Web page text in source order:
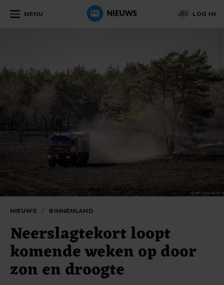
MENU LOG IN
NIEUWS / BINNENLAND
Neerslagtekort loopt
komende weken op door
zon en droogte